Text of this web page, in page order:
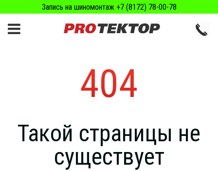
Запись на шиномонтаж +7 (8172) 78-00-78
404
Такой страницы не
существует